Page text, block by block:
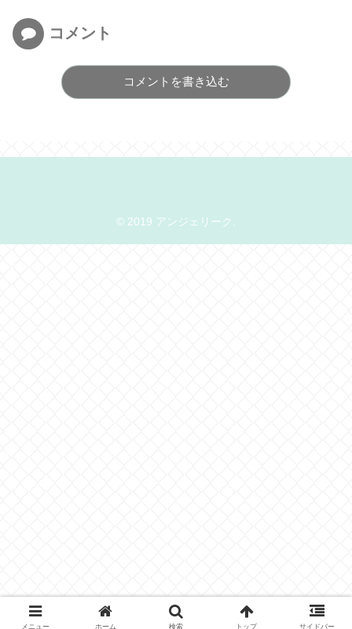
コメント
コメントを書き込む
© 2019 アンジェリーク.
メニュー ホーム 検索 トップ サイドバー